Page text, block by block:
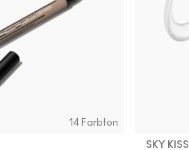
14 Farbton
SKY